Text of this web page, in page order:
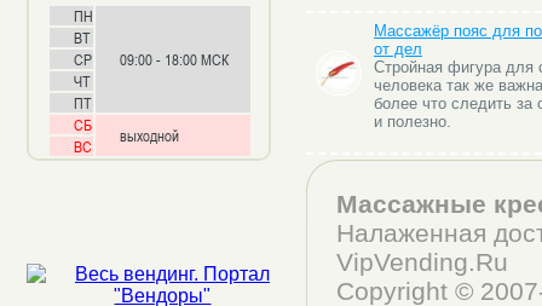
ПН
09:00 - 18:00 МСК
ВТ
СР
ЧТ
ПТ
СБ
выходной
ВС
Массажёр пояс для
от дел
Стройная фигура для
человека так же
более что следить
и полезно.
Массажные
Налаженная
VipVending.Ru
Copyright ©